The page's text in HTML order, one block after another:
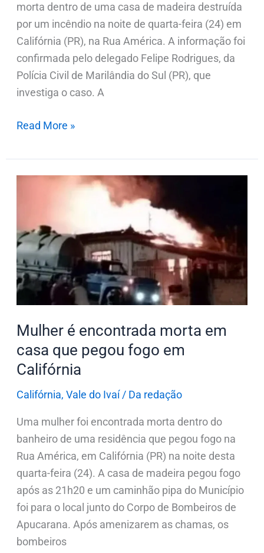
morta dentro de uma casa de madeira destruída
por um incêndio na noite de quarta-feira (24) em
Califórnia (PR), na Rua América. A informação foi
confirmada pelo delegado Felipe Rodrigues, da
Polícia Civil de Marilândia do Sul (PR), que
investiga o caso. A
Read More »
Mulher é encontrada morta em
casa que pegou fogo em
Califórnia
Califórnia, Vale do Ivaí/ Da redação
Uma mulher foi encontrada morta dentro do
banheiro de uma residência que pegou fogo na
Rua América, em Califórnia (PR) na noite desta
quarta-feira (24). A casa de madeira pegou fogo
após as 21h20 e um caminhão pipa do Município
foi para o local junto do Corpo de Bombeiros de
Apucarana. Após amenizarem as chamas, os
bombeiros
morta
em
casa
que
pegou
em
Califórnia